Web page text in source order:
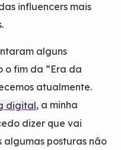
influencers mais
alguns
o fim da “Era da
atualmente.
digital, a minha
dizer que vai
algumas posturas não